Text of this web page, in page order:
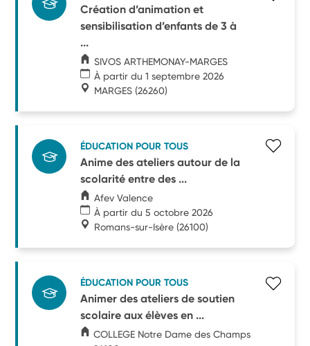
Création d’animation et
sensibilisation d’enfants de 3 à
...
SIVOS ARTHEMONAY-MARGES
À partir du 1 septembre 2026
MARGES (26260)
ÉDUCATION POUR TOUS
Anime des ateliers autour de la
scolarité entre des ...
Afev Valence
À partir du 5 octobre 2026
Romans-sur-Isère (26100)
ÉDUCATION POUR TOUS
Animer des ateliers de soutien
scolaire aux élèves en ...
COLLEGE Notre Dame des Champs